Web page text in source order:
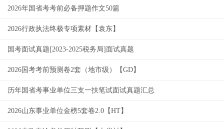
2026年国省考考前必备押题作文50篇
2026行政执法终极专项素材【袁东】
国考面试真题[2023-2025税务局]面试真题
2026国考考前预测卷2套（地市级）【GD】
历年国省考事业单位三支一扶笔试面试真题汇总
2026山东事业单位金榜5套卷2.0【HT】